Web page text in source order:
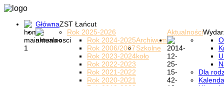
GłównaZST Łańcut
Aktualności
Rok 2025-2026
Archiwum
Rok 2024-2025
Rok 2006/2007
Rok 2023-2024
Rok 2022-2023
Rok 2021-2022
Rok 2020-2021
Szkolne
koło
Dla